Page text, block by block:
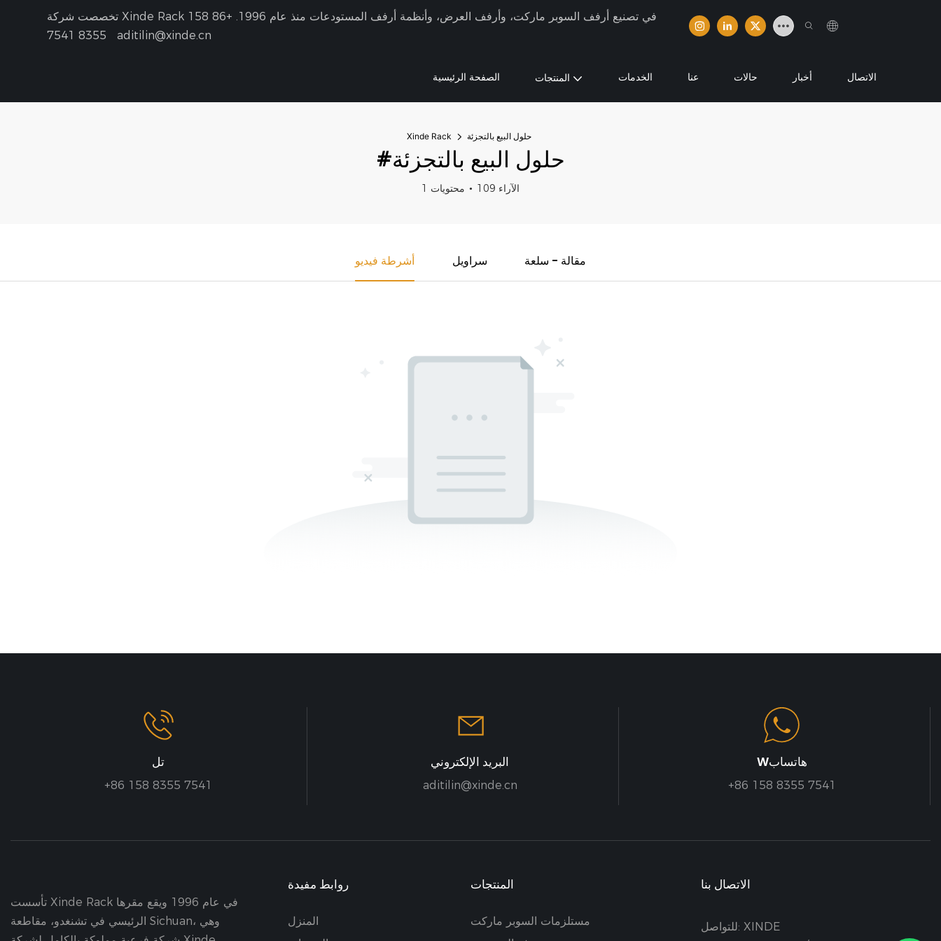
تخصصت شركة Xinde Rack في تصنيع أرفف السوبر ماركت، وأرفف العرض، وأنظمة أرفف المستودعات منذ عام 1996.
+86 158
8355 7541
aditilin@xinde.cn
الصفحة الرئيسية المنتجات الخدمات عنا حالات أخبار الاتصال
Xinde Rack حلول البيع بالتجزئة
#حلول البيع بالتجزئة
1 محتويات 109 الآراء
أشرطة فيديو سراويل مقالة - سلعة
تل
+86 158 8355 7541
البريد الإلكتروني
aditilin@xinde.cn
Wهاتساب
+86 158 8355 7541
تأسست Xinde Rack في عام 1996 ويقع مقرها
الرئيسي في تشنغدو، مقاطعة Sichuan، وهي
روابط مفيدة
المنزل
المنتجات
مستلزمات السوبر ماركت
الاتصال بنا
للتواصل: XINDE